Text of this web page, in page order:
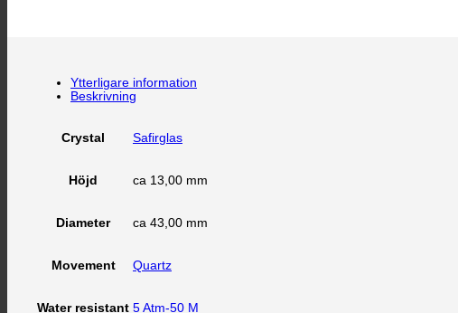
Ytterligare information
Beskrivning
Crystal Safirglas
Höjd ca 13,00 mm
Diameter ca 43,00 mm
Movement Quartz
Water resistant 5 Atm-50 M